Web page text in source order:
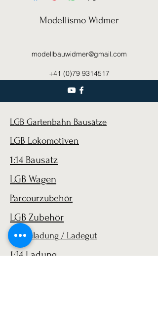
Modellismo Widmer
modellbauwidmer@gmail.com
+41 (0)79 9314517
LGB Gartenbahn Bausätze
LGB Lokomotiven
1:14 Bausatz
LGB Wagen
Parcourzubehör
LGB Zubehör
1:14 Beladung / Ladegut
1:14 Ladung